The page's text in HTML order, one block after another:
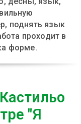
поднять язык
проходит в
форме.
"Я